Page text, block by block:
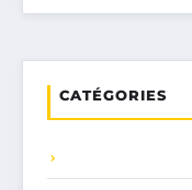
CATÉGORIES